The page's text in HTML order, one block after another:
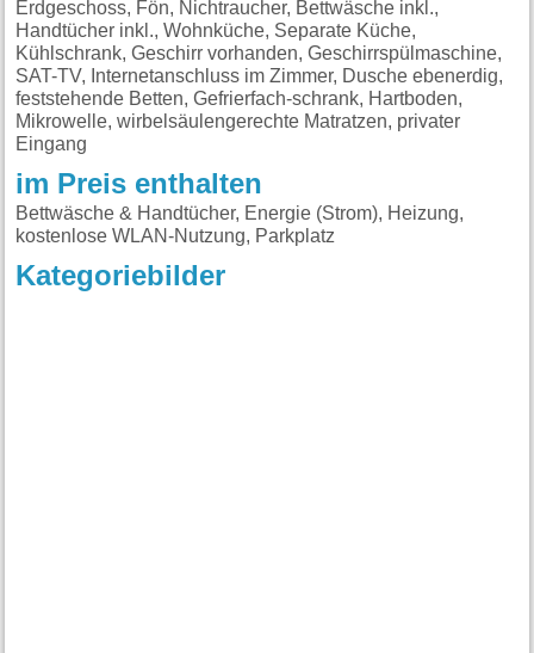
Erdgeschoss, Fön, Nichtraucher, Bettwäsche inkl.,
Handtücher inkl., Wohnküche, Separate Küche,
Kühlschrank, Geschirr vorhanden, Geschirrspülmaschine,
SAT-TV, Internetanschluss im Zimmer, Dusche ebenerdig,
feststehende Betten, Gefrierfach-schrank, Hartboden,
Mikrowelle, wirbelsäulengerechte Matratzen, privater
Eingang
im Preis enthalten
Bettwäsche & Handtücher, Energie (Strom), Heizung,
kostenlose WLAN-Nutzung, Parkplatz
Kategoriebilder